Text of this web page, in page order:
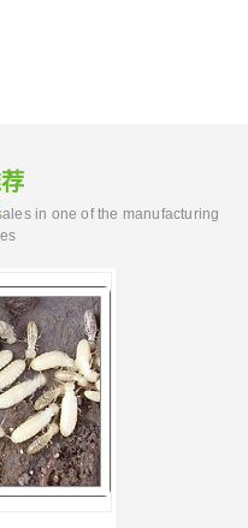
in one of the manufacturing